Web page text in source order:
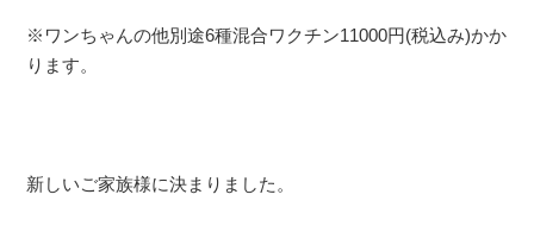
※ワンちゃんの他別途6種混合ワクチン11000円(税込み)かか
ります。
新しいご家族様に決まりました。